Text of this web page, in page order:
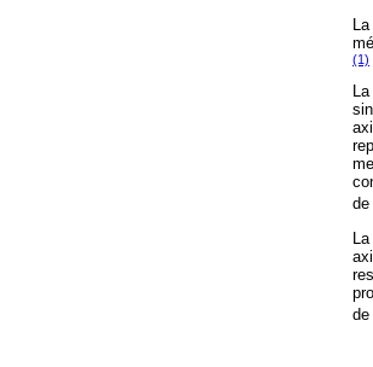
(1)
de
de